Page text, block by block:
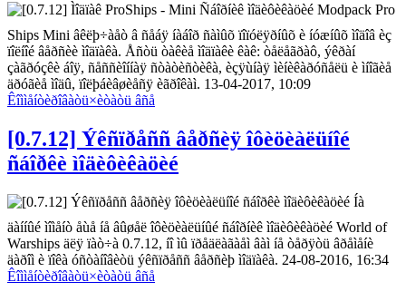
Ñáîðíèê ìîäèôèêàöèé Modpack Pro
Ships Mini âêëþ÷àåò â ñåáÿ íàáîð ñàìûõ ïîïóëÿðíûõ è íóæíûõ ìîäîâ èç
ïîëíîé âåðñèè ìîäïàêà. Åñòü òàêèå ìîäïàêè êàê: òåëåãðàô, ýêðàí
çàãðóçêè áîÿ, ñåññèîííàÿ ñòàòèñòèêà, èçÿùíàÿ ìèíèêàðóñåëü è ìíîãèå
äðóãèå ìîäû, ïîëþáèâøèåñÿ èãðîêàì. 13-04-2017, 10:09
Êîììåíòèðîâàòü×èòàòü âñå
[0.7.12] Ýêñïðåññ âåðñèÿ îôèöèàëüíîé
ñáîðêè ìîäèôèêàöèé
Íà
äàííûé ìîìåíò åùå íå âûøåë îôèöèàëüíûé ñáîðíèê ìîäèôèêàöèé World of
Warships äëÿ ïàò÷à 0.7.12, íî ìû ïðåäëàãàåì âàì íå òåðÿòü âðåìåíè
äàðîì è ïîêà óñòàíîâèòü ýêñïðåññ âåðñèþ ìîäïàêà. 24-08-2016, 16:34
Êîììåíòèðîâàòü×èòàòü âñå